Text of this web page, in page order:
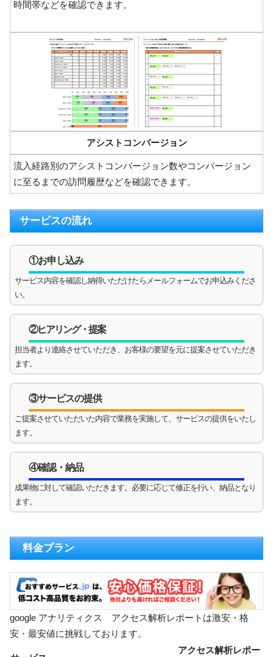
時間帯などを確認できます。
アシストコンバージョン
流入経路別のアシストコンバージョン数やコンバージョン
に至るまでの訪問履歴などを確認できます。
サービスの流れ
①お申し込み
サービス内容を確認し納得いただけたらメールフォームでお申込みくださ
い。
②ヒアリング・提案
担当者より連絡させていただき、お客様の要望を元に提案させていただき
ます。
③サービスの提供
ご提案させていただいた内容で業務を実施して、サービスの提供をいたし
ます。
④確認・納品
成果物に対して確認いただきます。必要に応じて修正を行い、納品となり
ます。
料金プラン
google アナリティクス アクセス解析レポートは激安・格
安・最安値に挑戦しております。
アクセス解析レポー